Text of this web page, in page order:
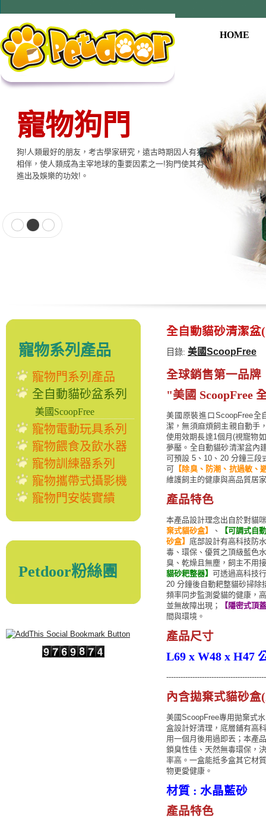
HOME
寵物狗門
狗!人類最好的朋友，考古學家研究，遠古時期因人有狗
相伴，使人類成為主宰地球的重要因素之一!狗門使其有
進出及娛樂的功效!。
寵物系列產品
寵物門系列產品
全自動貓砂盆系列
美國ScoopFree
寵物電動玩具系列
寵物餵食及飲水器
寵物訓練器系列
寵物攜帶式攝影機
寵物門安裝實績
Petdoor粉絲團
全自動貓砂清潔盆
目錄: 美國ScoopFree
全球銷售第一品牌
"美國 ScoopFree
美國原裝進口ScoopFree
潔，無須麻煩飼主親自動手
使用效期長達1個月(視寵物
夢靨。全自動貓砂清潔盆內
可預設 5、10、20 分鐘三段
可 【除臭、防潮、抗過敏、
維護飼主的健康與高品質居
產品特色
本產品設計理念出自於對貓
棄式貓砂盒】
、
【可調式自
砂盒】 底部設計有高科技防
毒、環保、優質之頂級藍色
臭、乾燥且無塵，飼主不用
貓砂耙整器】 可透過高科技
20 分鐘後自動耙整貓砂掃除
頻率同步監測愛貓的健康，
並無故障出現；
【隱密式頂
間與環境。
產品尺寸
L69 x W48 x H47
內含拋棄式貓砂
美國ScoopFree專用拋棄式
盒設計好清理，底層鋪有高
用一個月後用過即丟；本產
鎖臭性佳、天然無毒環保，
率高。一盒能抵多盒其它材
物更愛健康。
材質 : 水晶藍砂
產品特色